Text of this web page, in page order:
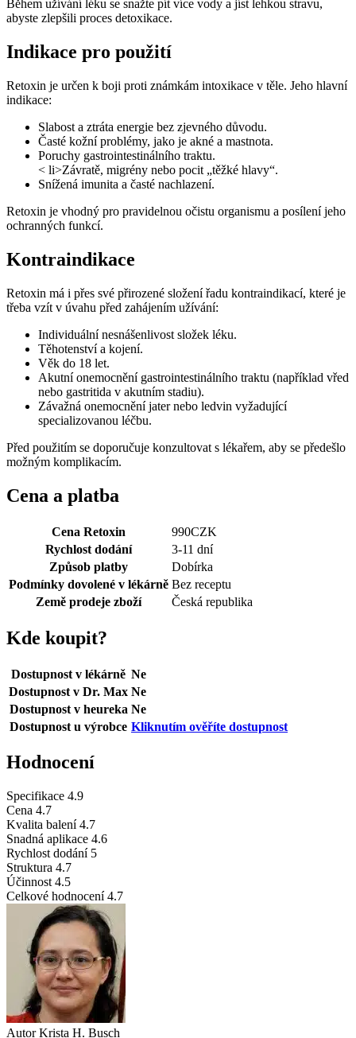
Během užívání léku se snažte pít více vody a jíst lehkou stravu,
abyste zlepšili proces detoxikace.
Indikace pro použití
Retoxin je určen k boji proti známkám intoxikace v těle. Jeho hlavní
indikace:
Slabost a ztráta energie bez zjevného důvodu.
Časté kožní problémy, jako je akné a mastnota.
Poruchy gastrointestinálního traktu.
< li>Závratě, migrény nebo pocit „těžké hlavy“.
Snížená imunita a časté nachlazení.
Retoxin je vhodný pro pravidelnou očistu organismu a posílení jeho
ochranných funkcí.
Kontraindikace
Retoxin má i přes své přirozené složení řadu kontraindikací, které je
třeba vzít v úvahu před zahájením užívání:
Individuální nesnášenlivost složek léku.
Těhotenství a kojení.
Věk do 18 let.
Akutní onemocnění gastrointestinálního traktu (například vřed
nebo gastritida v akutním stadiu).
Závažná onemocnění jater nebo ledvin vyžadující
specializovanou léčbu.
Před použitím se doporučuje konzultovat s lékařem, aby se předešlo
možným komplikacím.
Cena a platba
Cena Retoxin 990CZK
Rychlost dodání
3-11 dní
Způsob platby
Dobírka
Podmínky dovolené v lékárně Bez receptu
Země prodeje zboží
Česká republika
Kde koupit?
Dostupnost v lékárně Ne
Dostupnost v Dr. Max Ne
Dostupnost v heureka Ne
Dostupnost u výrobce Kliknutím ověříte dostupnost
Hodnocení
Specifikace 4.9
Cena 4.7
Kvalita balení 4.7
Snadná aplikace 4.6
Rychlost dodání 5
Struktura 4.7
Účinnost 4.5
Celkové hodnocení 4.7
Autor Krista H. Busch